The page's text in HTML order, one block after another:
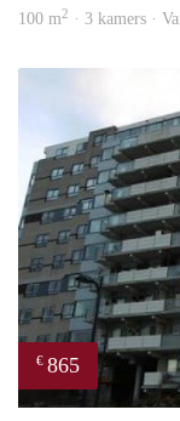
100 m2 · 3 kamers ·
€ 865